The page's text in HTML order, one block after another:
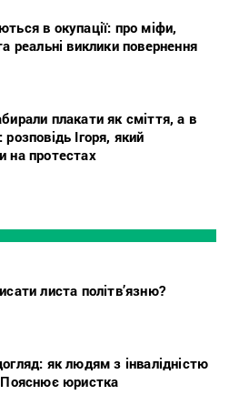
в окупації: про міфи,
реальні виклики повернення
плакати як сміття, а в
Ігоря, який
на протестах
листа політв’язню?
як людям з інвалідністю
Пояснює юристка